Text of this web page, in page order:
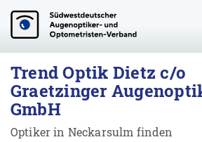
Trend Optik Dietz c/o
Graetzinger
GmbH
Optiker in Neckarsulm finden